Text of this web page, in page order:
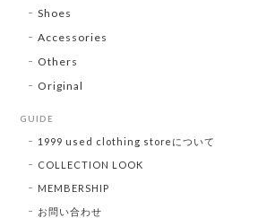
Shoes
Accessories
Others
Original
GUIDE
1999 used clothing storeについて
COLLECTION LOOK
MEMBERSHIP
お問い合わせ